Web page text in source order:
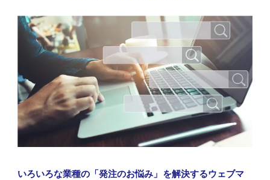
いろいろな業種の「発注のお悩み」を解決するウェブマ